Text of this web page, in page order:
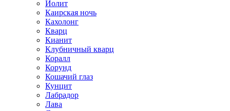
Иолит
Каирская ночь
Кахолонг
Кварц
Кианит
Клубничный кварц
Коралл
Корунд
Кошачий глаз
Кунцит
Лабрадор
Лава